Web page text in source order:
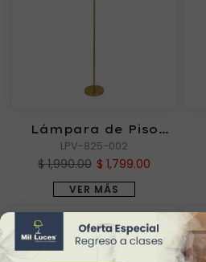
Lámpara de Piso
ZIBAL Dorado
LPV-825-002
$ 1,990.00 $ 1,799.00
VER MÁS